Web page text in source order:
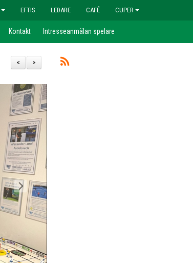
EFTIS LEDARE CAFÉ CUPER
Kontakt Intresseanmälan spelare
>
<